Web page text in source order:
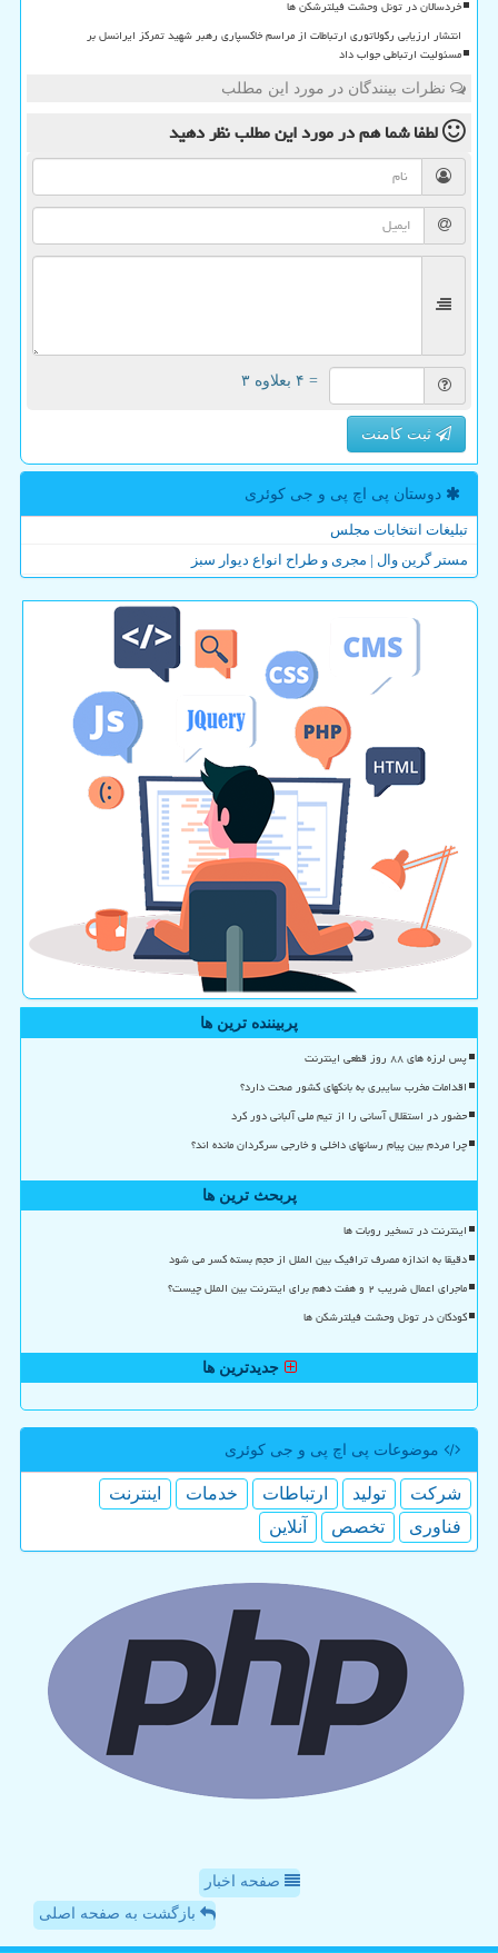
خردسالان در تونل وحشت فیلترشکن ها
انتشار ارزیابی رگولاتوری ارتباطات از مراسم خاکسپاری رهبر شهید تمرکز ایرانسل بر
مسئولیت ارتباطی جواب داد
نظرات بینندگان در مورد این مطلب
لطفا شما همدر مورد این مطلبنظر دهید
= ۴ بعلاوه ۳
ثبت کامنت
دوستان پی اچ پی و جی كوئری
تبلیغات انتخابات مجلس
مستر گرین وال | مجری و طراح انواع دیوار سبز
پربیننده ترین ها
پس لرزه های ۸۸ روز قطعی اینترنت
اقدامات مخرب سایبری به بانکهای کشور صحت دارد؟
حضور در استقلال آسانی را از تیم ملی آلبانی دور کرد
چرا مردم بین پیام رسانهای داخلی و خارجی سرگردان مانده اند؟
پربحث ترین ها
اینترنت در تسخیر روبات ها
دقیقا به اندازه مصرف ترافیک بین الملل از حجم بسته کسر می شود
ماجرای اعمال ضریب ۲ و هفت دهم برای اینترنت بین الملل چیست؟
کودکان در تونل وحشت فیلترشکن ها
جدیدترین ها
موضوعات پی اچ پی و جی كوئری
شركت تولید ارتباطات خدمات
اینترنت
فناوری
تخصص آنلاین
صفحه اخبار
بازگشت به صفحه اصلی